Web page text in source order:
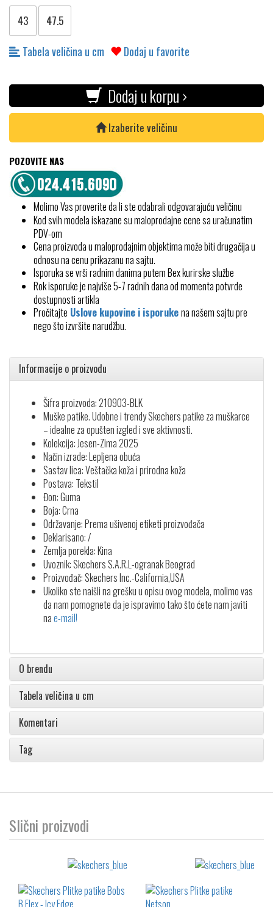
43 47.5
Tabela veličina u cm Dodaj u favorite
Dodaj u korpu ›
Izaberite veličinu
POZOVITE NAS
Molimo Vas proverite da li ste odabrali odgovarajuću veličinu
Kod svih modela iskazane su maloprodajne cene sa uračunatim
PDV-om
Cena proizvoda u maloprodajnim objektima može biti drugačija u
odnosu na cenu prikazanu na sajtu.
Isporuka se vrši radnim danima putem Bex kurirske službe
Rok isporuke je najviše 5-7 radnih dana od momenta potvrde
dostupnosti artikla
Pročitajte Uslove kupovine i isporukena našem sajtu pre
nego što izvršite narudžbu.
Informacije o proizvodu
Šifra proizvoda: 210903-BLK
Muške patike. Udobne i trendy Skechers patike za muškarce
– idealne za opušten izgled i sve aktivnosti.
Kolekcija: Jesen-Zima 2025
Način izrade: Lepljena obuća
Sastav lica: Veštačka koža i prirodna koža
Postava: Tekstil
Đon: Guma
Boja: Crna
Održavanje: Prema ušivenoj etiketi proizvođača
Deklarisano: /
Zemlja porekla: Kina
Uvoznik: Skechers S.A.R.L-ogranak Beograd
Proizvođač: Skechers Inc.-California,USA
Ukoliko ste naišli na grešku u opisu ovog modela, molimo vas
da nam pomognete da je ispravimo tako što ćete nam javiti
nae-mail!
O brendu
Tabela veličina u cm
Komentari
Tag
Slični proizvodi